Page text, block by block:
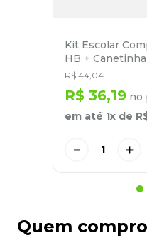
Kit Escolar
HB +
R$ 44,04
R$ 36,19 no
em até 1x de
＋
－
Quem